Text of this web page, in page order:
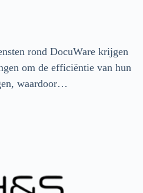
rond DocuWare krijgen
om de efficiëntie van hun
waardoor…